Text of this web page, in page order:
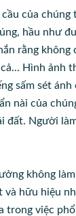
của chúng
hầu như
rằng
Hình ảnh
sấm sét
nài của
Người
không
hữu hiệu
trong việc